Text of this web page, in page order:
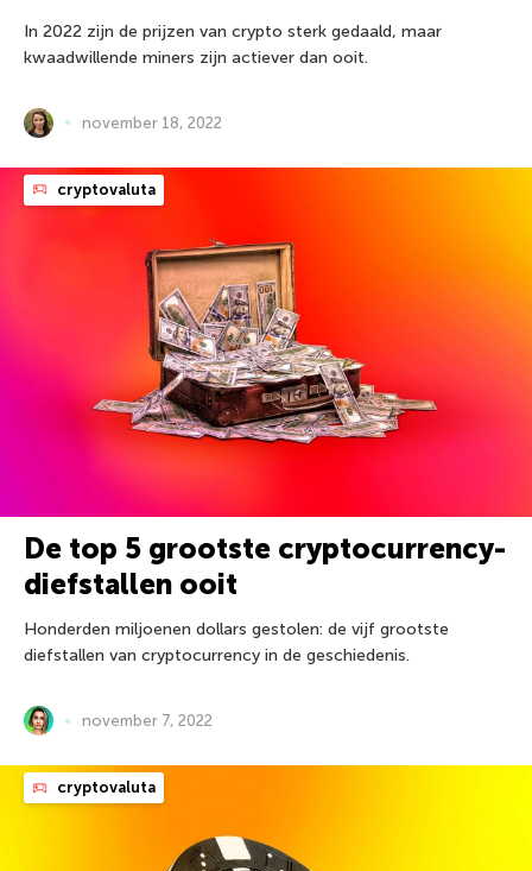
In 2022 zijn de prijzen van crypto sterk gedaald, maar
kwaadwillende miners zijn actiever dan ooit.
november 18, 2022
cryptovaluta
De top 5 grootste cryptocurrency-
diefstallen ooit
Honderden miljoenen dollars gestolen: de vijf grootste
diefstallen van cryptocurrency in de geschiedenis.
november 7, 2022
cryptovaluta